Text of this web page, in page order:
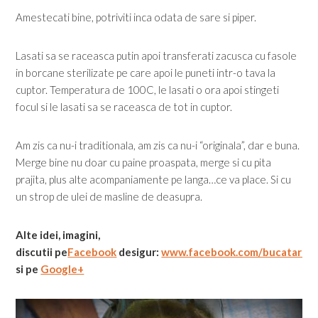
Amestecati bine, potriviti inca odata de sare si piper.
Lasati sa se raceasca putin apoi transferati zacusca cu fasole
in borcane sterilizate pe care apoi le puneti intr-o tava la
cuptor. Temperatura de 100C, le lasati o ora apoi stingeti
focul si le lasati sa se raceasca de tot in cuptor.
Am zis ca nu-i traditionala, am zis ca nu-i “originala”, dar e buna.
Merge bine nu doar cu paine proaspata, merge si cu pita
prajita, plus alte acompaniamente pe langa…ce va place. Si cu
un strop de ulei de masline de deasupra.
Alte idei, imagini,
discutii peFacebook desigur:www.facebook.com/
si pe Google+